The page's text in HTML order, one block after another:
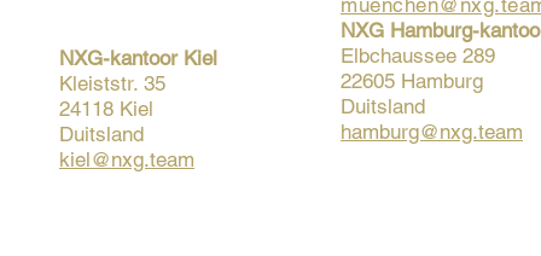
NXG-kantoor Kiel
Kleiststr. 35
24118 Kiel
Duitsland
kiel@nxg.team
NXG Hamburg-
Elbchaussee 289
22605 Hamburg
Duitsland
hamburg@nxg.team